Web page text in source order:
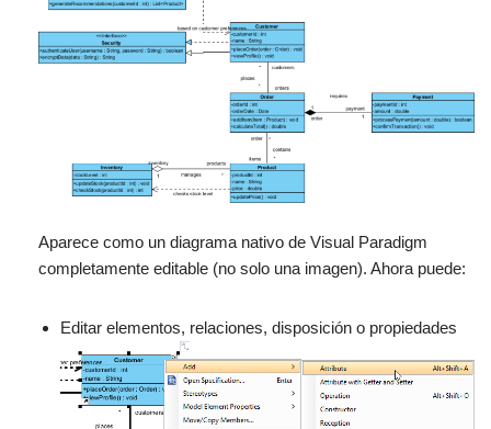
Aparece como un diagrama nativo de Visual Paradigm
completamente editable (no solo una imagen). Ahora puede:
Editar elementos, relaciones, disposición o propiedades